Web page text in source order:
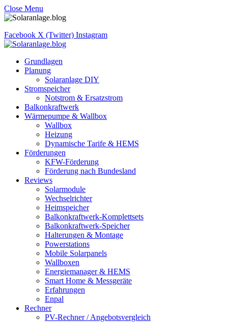
Close Menu
Facebook X (Twitter) Instagram
Grundlagen
Planung
Solaranlage DIY
Stromspeicher
Notstrom & Ersatzstrom
Balkonkraftwerk
Wärmepumpe & Wallbox
Wallbox
Heizung
Dynamische Tarife & HEMS
Förderungen
KFW-Förderung
Förderung nach Bundesland
Reviews
Solarmodule
Wechselrichter
Heimspeicher
Balkonkraftwerk-Komplettsets
Balkonkraftwerk-Speicher
Halterungen & Montage
Powerstations
Mobile Solarpanels
Wallboxen
Energiemanager & HEMS
Smart Home & Messgeräte
Erfahrungen
Enpal
Rechner
PV-Rechner / Angebotsvergleich